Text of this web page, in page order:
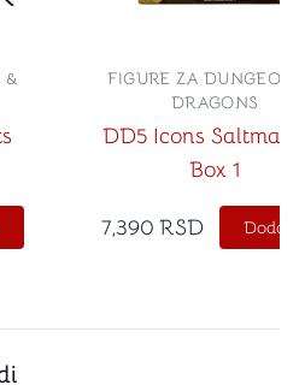
&
DD5 Icons
Box 1
FIGURE ZA
DRAGONS
7,390 RSD